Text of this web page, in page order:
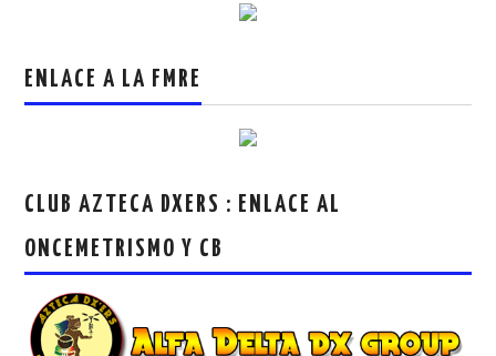
ENLACE A LA FMRE
CLUB AZTECA DXERS : ENLACE AL
ONCEMETRISMO Y CB